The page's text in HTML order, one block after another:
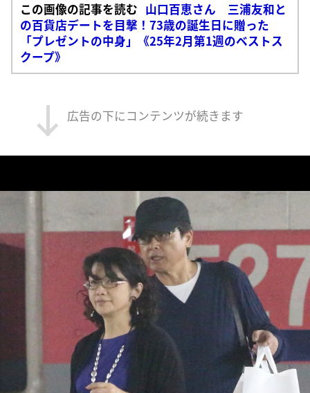
この画像の記事を読む 山口百恵さん 三浦友和と
の百貨店デートを目撃！73歳の誕生日に贈った
「プレゼントの中身」《25年2月第1週のベストス
クープ》
広告の下にコンテンツが続きます